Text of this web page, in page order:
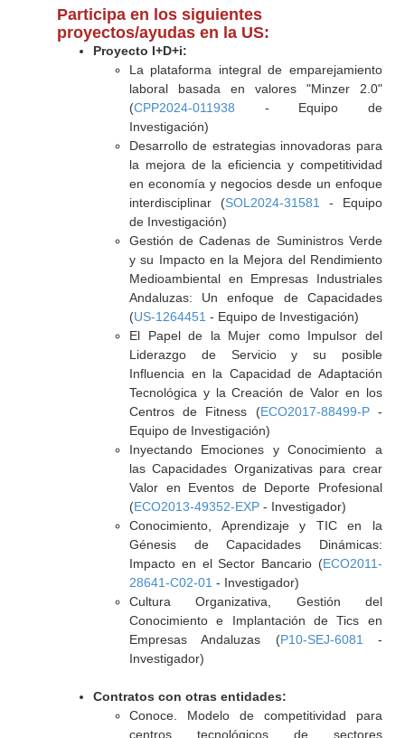
Participa en los siguientes
proyectos/ayudas en la US:
Proyecto I+D+i:
La plataforma integral de emparejamiento
laboral basada en valores "Minzer 2.0"
(CPP2024-011938 - Equipo de
Investigación)
Desarrollo de estrategias innovadoras para
la mejora de la eficiencia y competitividad
en economía y negocios desde un enfoque
interdisciplinar (SOL2024-31581
- Equipo
de Investigación)
Gestión de Cadenas de Suministros Verde
y su Impacto en la Mejora del Rendimiento
Medioambiental en Empresas Industriales
Andaluzas: Un enfoque de Capacidades
(US-1264451 - Equipo de Investigación)
El Papel de la Mujer como Impulsor del
Liderazgo de Servicio y su posible
Influencia en la Capacidad de Adaptación
Tecnológica y la Creación de Valor en los
Centros de Fitness (ECO2017-88499-P-
Equipo de Investigación)
Inyectando Emociones y Conocimiento a
las Capacidades Organizativas para crear
Valor en Eventos de Deporte Profesional
(ECO2013-49352-EXP- Investigador)
Conocimiento, Aprendizaje y TIC en la
Génesis de Capacidades Dinámicas:
Impacto en el Sector Bancario (ECO2011-
28641-C02-01 - Investigador)
Cultura Organizativa, Gestión del
Conocimiento e Implantación de Tics en
Empresas Andaluzas (P10-SEJ-6081
-
Investigador)
Contratos con otras entidades:
Conoce. Modelo de competitividad para
centros tecnológicos de sectores